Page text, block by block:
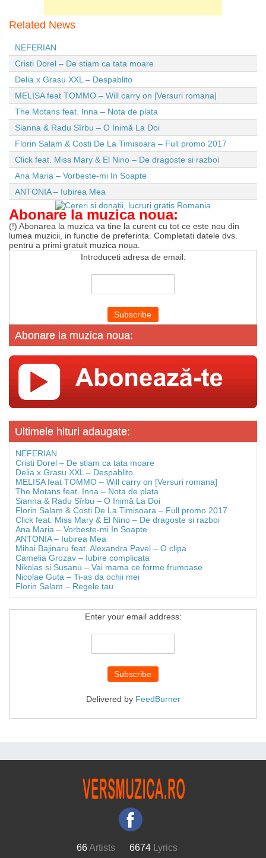
Related News
NEFERIAN
Cristi Dorel – De stiam ca tata moare
Delia x Grasu XXL – Despablito
MELISA feat TOMMO – Will carry on [Versuri romana]
The Motans feat. Inna – Nota de plata
Sianna & Radu Sîrbu – O Inimă La Doi
Florin Salam & Costi De La Timisoara – Full promo 2017
Click feat. Miss Mary & El Nino – De dragoste si razboi
Ana Maria – Vorbeste-mi In Soapte
ANTONIA – Iubirea Mea
Abonare la muzica noua:
(!) Abonarea la muzica va tine la curent cu tot ce este nou din
lumea muzicii, in functie de preferinta. Completati datele dvs.
pentru a primi gratuit muzica noua.
Introduceti adresa de email:
Abonare la muzica noua:
Ultimele hituri adaugate:
NEFERIAN
Cristi Dorel – De stiam ca tata moare
Delia x Grasu XXL – Despablito
MELISA feat TOMMO – Will carry on [Versuri romana]
The Motans feat. Inna – Nota de plata
Sianna & Radu Sîrbu – O Inimă La Doi
Florin Salam & Costi De La Timisoara – Full promo 2017
Click feat. Miss Mary & El Nino – De dragoste si razboi
Ana Maria – Vorbeste-mi In Soapte
ANTONIA – Iubirea Mea
Mihai Bajinaru feat. Alexandra Pavel – O clipa
Camelia Grozav – Iubire complicata
Nikolas si Susanu – Vai mama ce forme frumoase
Nicolae Guta – Ti-as da ochii mei
Florin Salam – Regele tau
Enter your email address:
Delivered by FeedBurner
66Artists 6674 Lyrics